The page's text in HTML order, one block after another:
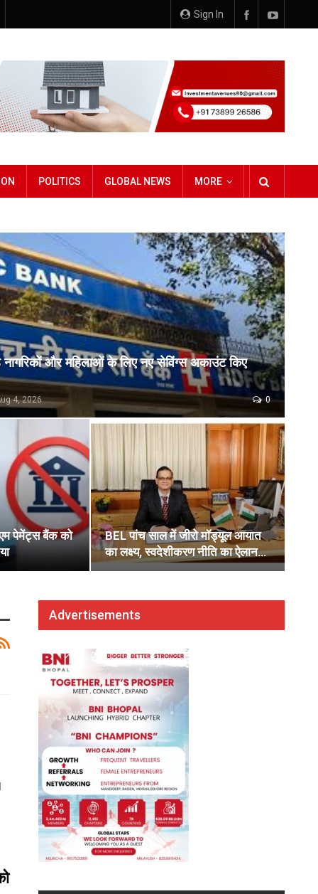
Sign In
POLITICS GLOBAL NEWS MORE
नागरिकों और महिलाओं के लिए नए सेविंग्स अकाउंट किए
4, 2026 0
पेमेंट्स बैंक को
BEL पांच साल में जीरो मॉड्यूल आयात
का लक्ष्य, स्वदेशीकरण नीति का ऐलान…
Advertisements